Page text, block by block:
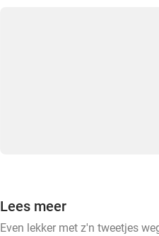
Lees meer
Even lekker met z'n tweetjes